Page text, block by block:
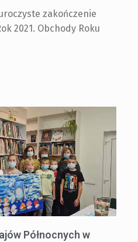
zakończenie
2021. Obchody Roku
Północnych w